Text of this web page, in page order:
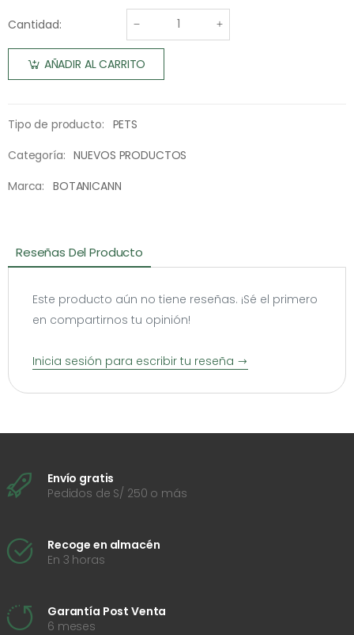
Cantidad:
AÑADIR AL CARRITO
Tipo de producto: PETS
Categoría: NUEVOS PRODUCTOS
Marca:
BOTANICANN
Reseñas Del Producto
Este producto aún no tiene reseñas. ¡Sé el primero
en compartirnos tu opinión!
Inicia sesión para escribir tu reseña
Envío gratis
Pedidos de S/ 250 o más
Recoge en almacén
En 3 horas
Garantía Post Venta
6 meses